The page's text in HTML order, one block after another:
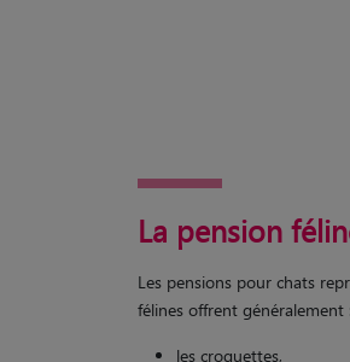
La pension
Les pensions pour chats
félines offrent généralement :
les croquettes,